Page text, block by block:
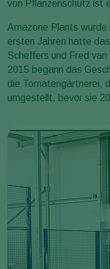
von Pflanzenschutz ist
Amazone Plants wurde
ersten Jahren hatte
Scheffers und Fred
2015 begann das
die Tomatengärtnerei,
umgestellt, bevor sie